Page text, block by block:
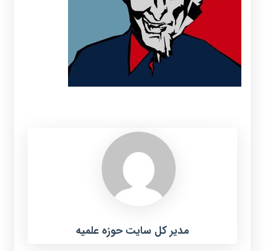
مدیر کل سایت حوزه علمیه